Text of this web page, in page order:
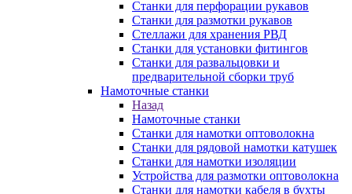
Станки для перфорации рукавов
Станки для размотки рукавов
Стеллажи для хранения РВД
Станки для установки фитингов
Станки для развальцовки и
предварительной сборки труб
Намоточные станки
Назад
Намоточные станки
Станки для намотки оптоволокна
Станки для рядовой намотки катушек
Станки для намотки изоляции
Устройства для размотки оптоволокна
Станки для намотки кабеля в бухты